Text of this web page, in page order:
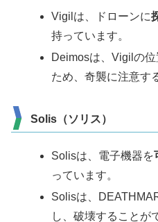
Vigilは、ドローンに
持っています。
Deimosは、Vigilの
ため、奇襲に注意す
Solis（ソリス）
Solisは、電子機器を
っています。
Solisは、
し、破壊することが